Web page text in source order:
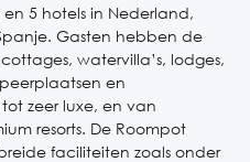
5 hotels in Nederland,
Gasten hebben de
watervilla’s, lodges,
en
zeer luxe, en van
resorts. De Roompot
faciliteiten zoals onder